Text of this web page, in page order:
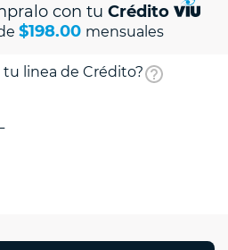
con tu Crédito
$198.00 mensuales
linea de Crédito?